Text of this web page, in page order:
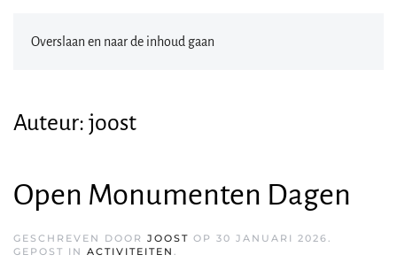
Overslaan en naar de inhoud gaan
Auteur: joost
Open Monumenten Dagen
GESCHREVEN DOOR JOOST OP 30 JANUARI 2026.
GEPOST IN ACTIVITEITEN .